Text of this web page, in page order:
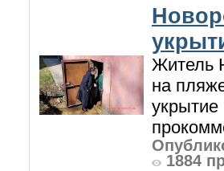
Житель
на
1884